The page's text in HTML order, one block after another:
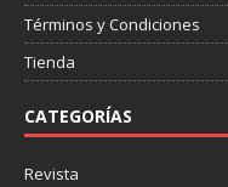
Términos y Condiciones
Tienda
CATEGORÍAS
Revista